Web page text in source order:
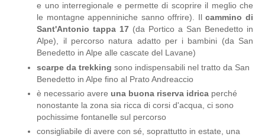
e uno interregionale e permette di scoprire il meglio che
le montagne appenniniche sanno offrire). Ilcammino di
Sant'Antonio tappa 17 (da Portico a San Benedetto in
Alpe), il percorso natura adatto per i bambini (da San
Benedetto in Alpe alle cascate del Lavane)
scarpe da trekking sono indispensabili nel tratto da San
Benedetto in Alpe fino al Prato Andreaccio
è necessario avere una buona riserva idrica perché
nonostante la zona sia ricca di corsi d'acqua, ci sono
pochissime fontanelle sul percorso
consigliabile di avere con sé, soprattutto in estate, una